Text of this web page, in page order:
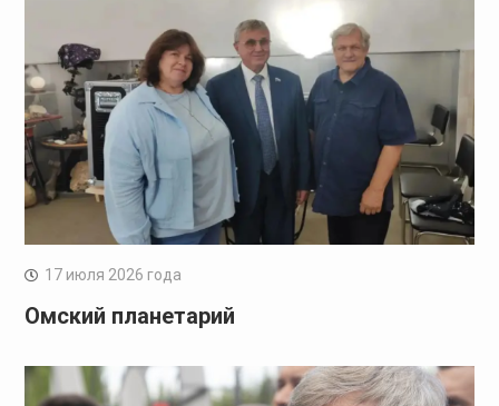
17 июля 2026 года
Омский планетарий